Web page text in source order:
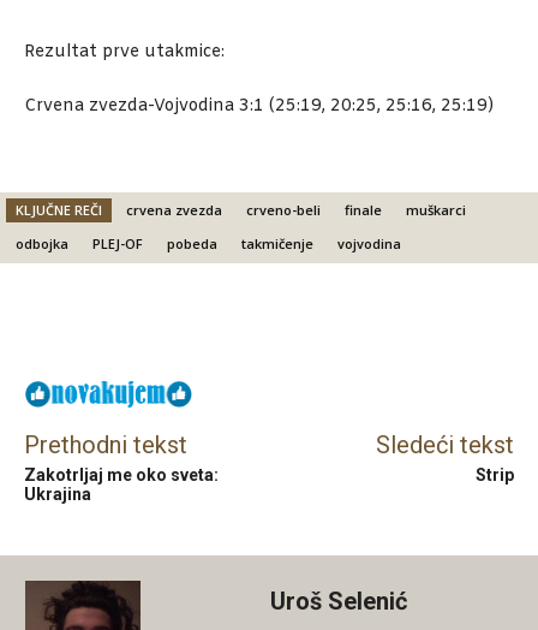
Rezultat prve utakmice:
Crvena zvezda-Vojvodina 3:1 (25:19, 20:25, 25:16, 25:19)
KLJUČNE REČI crvena zvezda crveno-beli finale
muškarci
odbojka
PLEJ-OF pobeda takmičenje vojvodina
Prethodni tekst
Zakotrljaj me oko sveta:
Ukrajina
Sledeći tekst
Strip
Uroš Selenić